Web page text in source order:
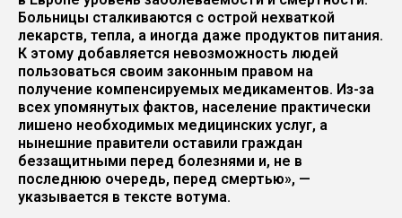
Больницы сталкиваются с острой нехваткой
лекарств, тепла, а иногда даже продуктов питания.
К этому добавляется невозможность людей
пользоваться своим законным правом на
получение компенсируемых медикаментов. Из-за
всех упомянутых фактов, население практически
лишено необходимых медицинских услуг, а
нынешние правители оставили граждан
беззащитными перед болезнями и, не в
последнюю очередь, перед смертью», —
указывается в тексте вотума.